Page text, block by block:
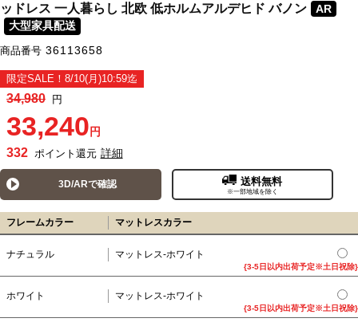
ッドレス 一人暮らし 北欧 低ホルムアルデヒド バノン
AR
大型家具配送
商品番号 36113658
限定SALE！8/10(月)10:59迄
34,980 円
33,240 円
332 ポイント還元 詳細
3D/ARで確認 送料無料
※一部地域を除く
フレームカラー マットレスカラー
ナチュラル マットレス-ホワイト
{3-5日以内出荷予定※土日祝除}
ホワイト マットレス-ホワイト
{3-5日以内出荷予定※土日祝除}